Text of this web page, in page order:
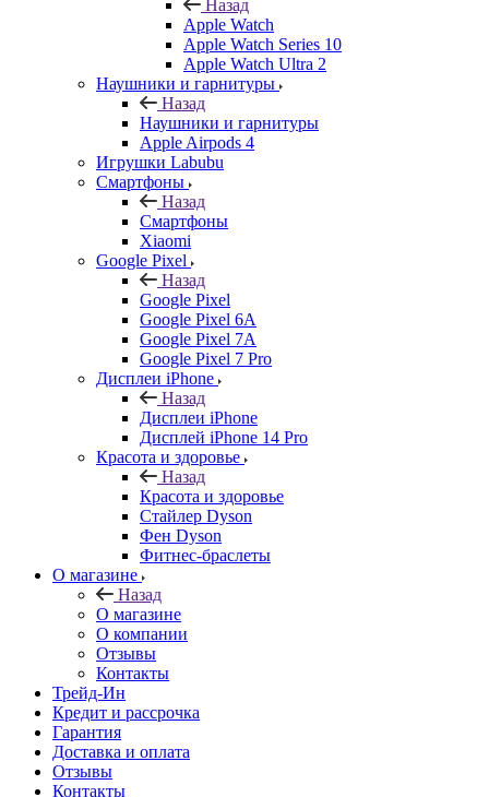
Назад
Apple Watch
Apple Watch Series 10
Apple Watch Ultra 2
Наушники и гарнитуры
Назад
Наушники и гарнитуры
Apple Airpods 4
Игрушки Labubu
Смартфоны
Назад
Смартфоны
Xiaomi
Google Pixel
Назад
Google Pixel
Google Pixel 6A
Google Pixel 7А
Google Pixel 7 Pro
Дисплеи iPhone
Назад
Дисплеи iPhone
Дисплей iPhone 14 Pro
Красота и здоровье
Назад
Красота и здоровье
Стайлер Dyson
Фен Dyson
Фитнес-браслеты
О магазине
Назад
О магазине
О компании
Отзывы
Контакты
Трейд-Ин
Кредит и рассрочка
Гарантия
Доставка и оплата
Отзывы
Контакты